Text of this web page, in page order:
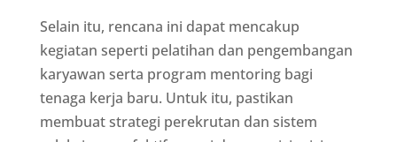
Selain itu, rencana ini dapat mencakup
kegiatan seperti pelatihan dan pengembangan
karyawan serta program mentoring bagi
tenaga kerja baru. Untuk itu, pastikan
membuat strategi perekrutan dan sistem